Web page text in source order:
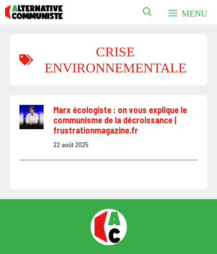
Aller
au
MENU
CRISE
ENVIRONNEMENTALE
Marx écologiste : on vous explique le
communisme de la décroissance |
frustrationmagazine.fr
22 août 2025